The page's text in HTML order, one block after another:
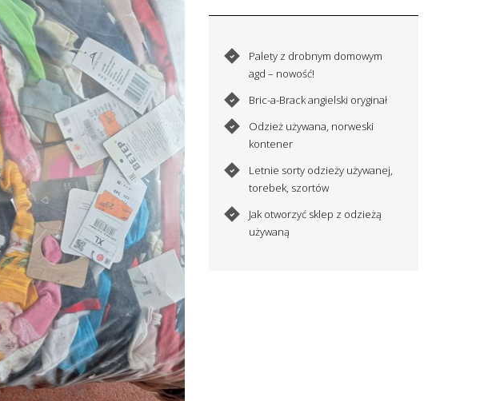
Palety z drobnym domowym
agd – nowość!
Bric-a-Brack angielski oryginał
Odzież używana, norweski
kontener
Letnie sorty odzieży używanej,
torebek, szortów
Jak otworzyć sklep z odzieżą
używaną